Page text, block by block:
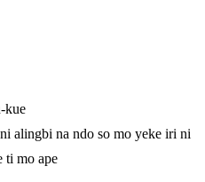
kue
alingbi na ndo so mo yeke iri ni
ti mo ape